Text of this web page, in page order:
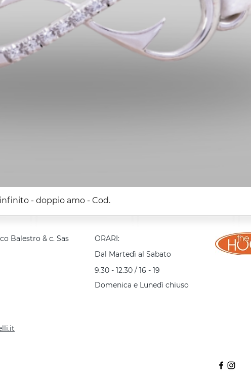
- doppio amo - Cod.
Balestro & c. Sas
ORARI:
Dal Martedì al Sabato
9.30 - 12.30 / 16 - 19
Domenica e Lunedì chiuso